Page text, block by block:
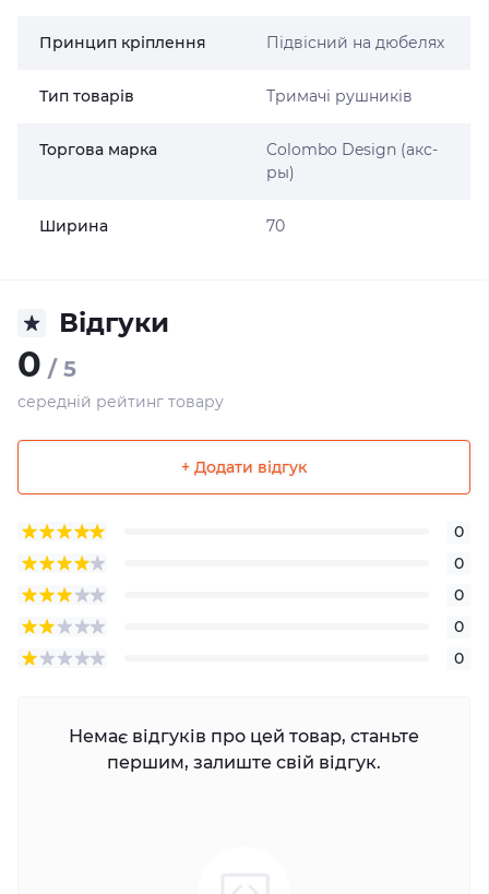
Принцип кріплення Підвісний на дюбелях
Тип товарів Тримачі рушників
Торгова марка
Colombo Design (акс-
ры)
Ширина 70
Відгуки
0 / 5
середній рейтинг товару
+ Додати відгук
0
0
0
0
0
Немає відгуків про цей товар, станьте
першим, залиште свій відгук.